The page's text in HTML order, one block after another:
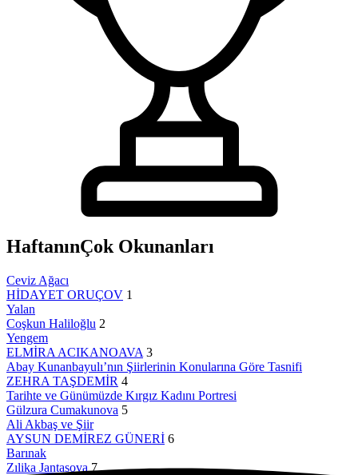
HaftanınÇok Okunanları
Ceviz Ağacı
HİDAYET ORUÇOV 1
Yalan
Coşkun Haliloğlu 2
Yengem
ELMİRA ACIKANOAVA 3
Abay Kunanbayulı’nın Şiirlerinin Konularına Göre Tasnifi
ZEHRA TAŞDEMİR 4
Tarihte ve Günümüzde Kırgız Kadını Portresi
Gülzura Cumakunova 5
Ali Akbaş ve Şiir
AYSUN DEMİREZ GÜNERİ 6
Barınak
Zılika Jantasova 7